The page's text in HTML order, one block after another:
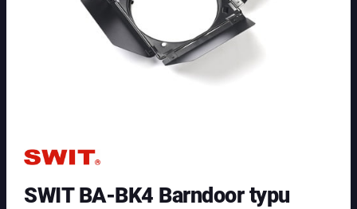
SWIT BA-BK4 Barndoor typu